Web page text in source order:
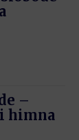
–
himna